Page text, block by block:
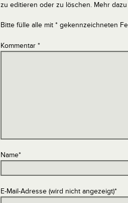
zu editieren oder zu löschen. Mehr
Bitte fülle alle mit * gekennzeichneten
Kommentar *
Name*
E-Mail-Adresse (wird nicht angezeigt)*